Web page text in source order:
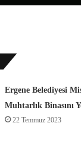
Ergene Belediyesi
Muhtarlık Binasını
22 Temmuz 2023